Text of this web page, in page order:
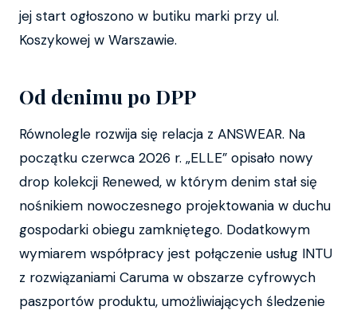
jej start ogłoszono w butiku marki przy ul.
Koszykowej w Warszawie.
Od denimu po DPP
Równolegle rozwija się relacja z ANSWEAR. Na
początku czerwca 2026 r. „ELLE” opisało nowy
drop kolekcji Renewed, w którym denim stał się
nośnikiem nowoczesnego projektowania w duchu
gospodarki obiegu zamkniętego. Dodatkowym
wymiarem współpracy jest połączenie usług INTU
z rozwiązaniami Caruma w obszarze cyfrowych
paszportów produktu, umożliwiających śledzenie